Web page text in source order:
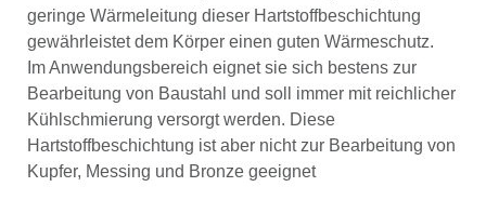
geringe Wärmeleitung dieser Hartstoffbeschichtung
gewährleistet dem Körper einen guten Wärmeschutz.
Im Anwendungsbereich eignet sie sich bestens zur
Bearbeitung von Baustahl und soll immer mit reichlicher
Kühlschmierung versorgt werden. Diese
Hartstoffbeschichtung ist aber nicht zur Bearbeitung von
Kupfer, Messing und Bronze geeignet